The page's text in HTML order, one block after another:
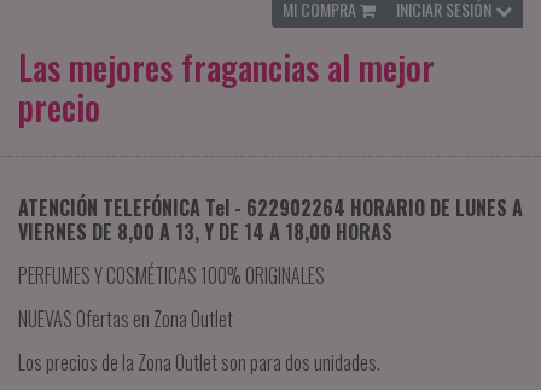
MI COMPRA INICIAR SESIÓN
Las mejores fragancias al mejor
precio
ATENCIÓN TELEFÓNICA Tel - 622902264 HORARIO DE LUNES A
VIERNES DE 8,00 A 13, Y DE 14 A 18,00 HORAS
PERFUMES Y COSMÉTICAS 100% ORIGINALES
NUEVAS Ofertas en Zona Outlet
Los precios de la Zona Outlet son para dos unidades.